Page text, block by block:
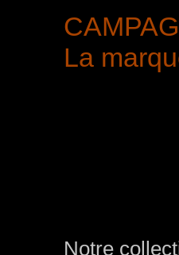
La
Notre